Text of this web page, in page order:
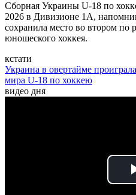
Сборная Украины U-18 по
2026 в Дивизионе 1A,
сохранила место во втором по
юношеского хоккея.
кстати
Украина в овертайме
мира U-18 по хоккею
видео дня